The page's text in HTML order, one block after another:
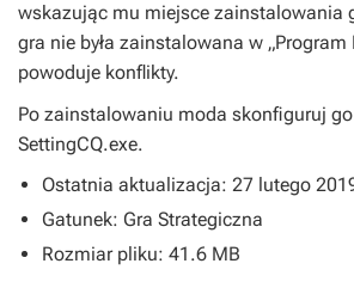
wskazując mu miejsce zainstalowania
gra nie była zainstalowana w „Program
powoduje konflikty.
Po zainstalowaniu moda skonfiguruj
SettingCQ.exe.
Ostatnia aktualizacja: 27 lutego
Gatunek: Gra Strategiczna
Rozmiar pliku: 41.6 MB